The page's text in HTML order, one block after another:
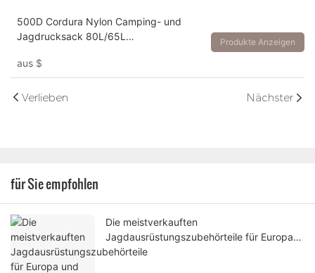
500D Cordura Nylon Camping- und
Jagdrucksack 80L/65L
aus $
Produkte Anzeigen
Verlieben Nächster
für Sie empfohlen
Die meistverkauften
Jagdausrüstungszubehörteile für Europa
und die USA (2026)